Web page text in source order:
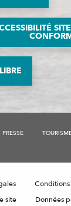
PRESSE
site
Données